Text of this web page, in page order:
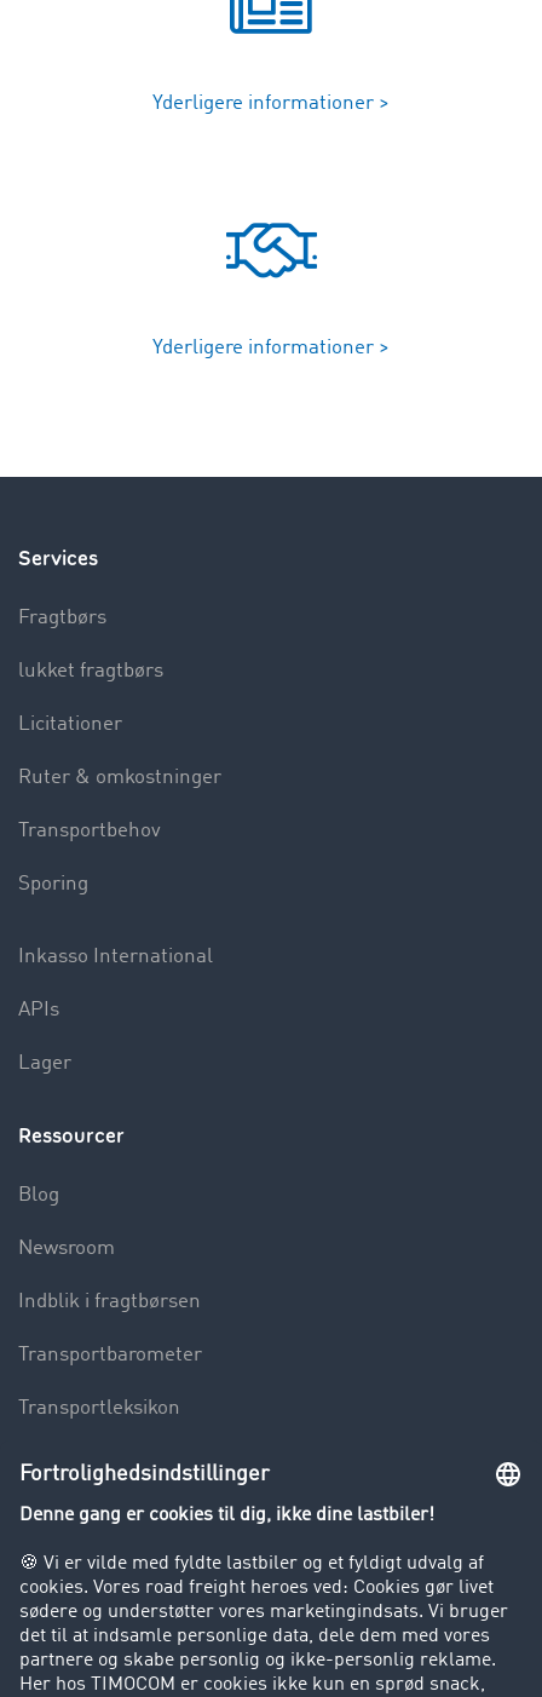
Yderligere informationer >
Yderligere informationer >
Services
Fragtbørs
lukket fragtbørs
Licitationer
Ruter & omkostninger
Transportbehov
Sporing
Inkasso International
APIs
Lager
Ressourcer
Blog
Newsroom
Indblik i fragtbørsen
Transportbarometer
Transportleksikon
Lastbilkørsel forbudt
Kunder hverver kunder
Success Stories